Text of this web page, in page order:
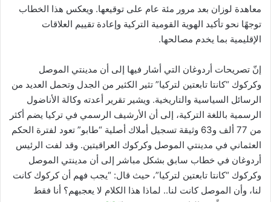
معاهدة لوزان بعد مرور مئة عام على توقيعها. ويعكس هذا الخطاب
توجهًا نحو تأكيد الهوية القومية التركية وإعادة تقييم العلاقات
الإقليمية بما يخدم مصالحها.
إنّ تصريحات أردوغان التي أشار فيها إلى أن مدينتي الموصل
وكركوك “كانتا تابعتين لتركيا” تثير الكثير من الجدل وتحمل العديد من
الرسائل السياسية والتاريخية. ويشير تقرير أعدته وكالة الأناضول
الرسمية باللغة التركية، إلى أن الأرشيف الرسمي في تركيا يضم أكثر
من 77 ألف و63 وثيقة تسجيل أملاك أصلية “طابو” تعود لفترة الحكم
العثماني في مدينتي الموصل وكركوك العراقيتين. وقد لفت الرئيس
أردوغان في خطاب سابق بشكل مباشر إلى أن مدينتي الموصل
وكركوك “كانتا تابعتين لتركيا”، حيث قال: “يجب فهم أن كركوك كانت
لنا، وأن الموصل كانت لنا.. لماذا هذا الكلام لا يعجبهم؟ أنا فقط